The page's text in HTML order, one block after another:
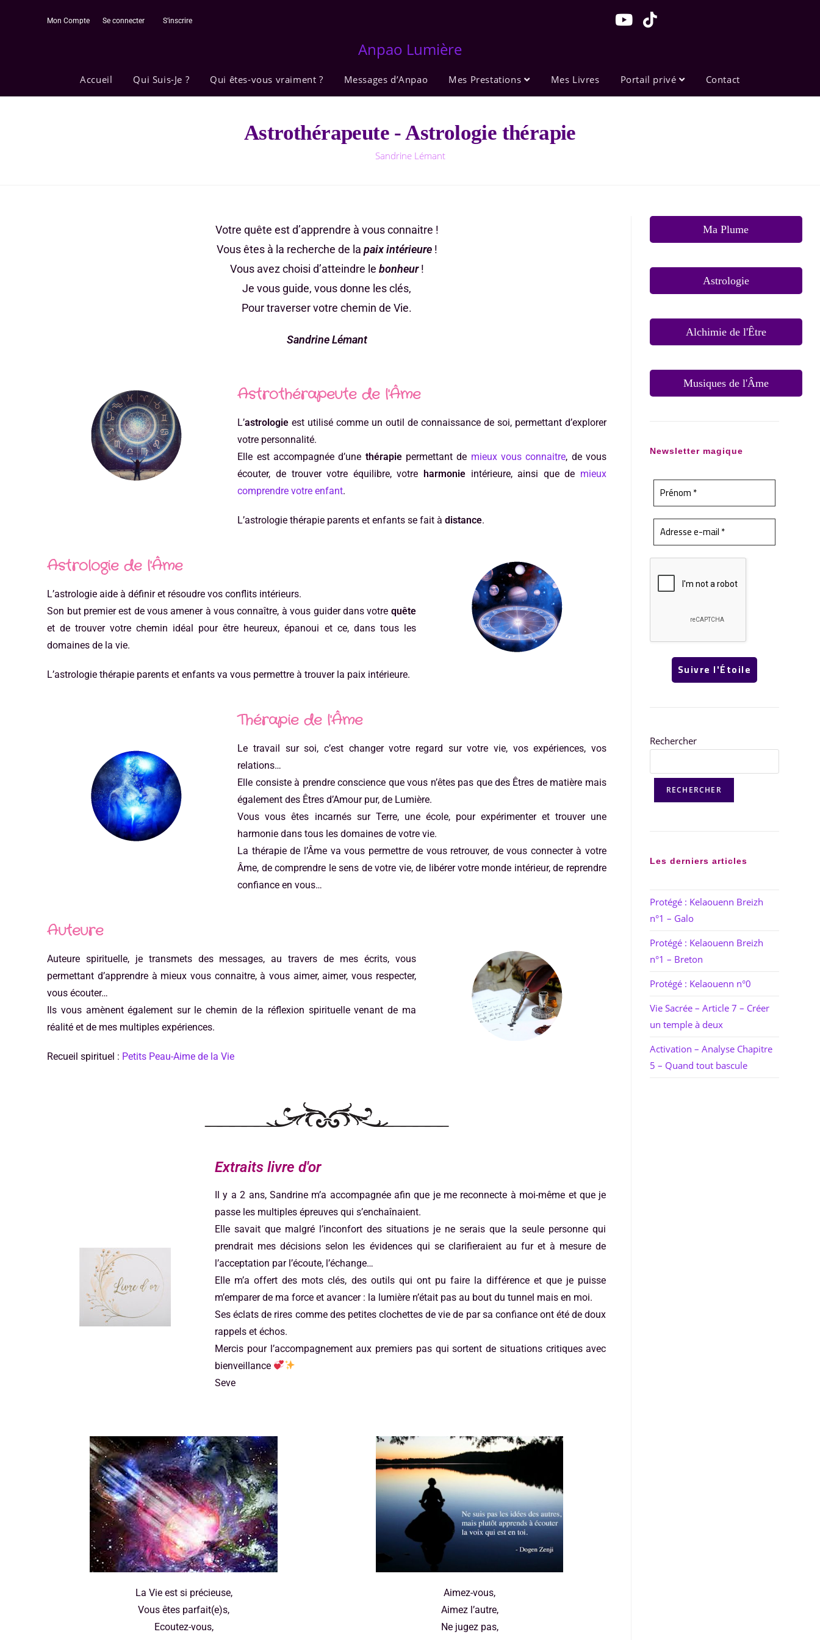
Mon Compte Se connecter S’inscrire
Anpao Lumière
Accueil Qui Suis-Je ? Qui êtes-vous vraiment ? Messages d’Anpao Mes Prestations Mes Livres Portail privé Contact
Astrothérapeute - Astrologie thérapie
Sandrine Lémant
Votre quête est d’apprendre à vous connaitre !
Vous êtes à la recherche de la paixintérieure!
Vous avez choisi d’atteindre le bonheur!
Je vous guide, vous donne les clés,
Pour traverser votre chemin de Vie.
Sandrine Lémant
Astrothérapeute de l'Âme
L’astrologie est utilisé comme un outil de connaissance de soi, permettant d’explorer
votre personnalité.
Elle est accompagnée d’une thérapiepermettant de mieux vous connaitre, de vous
écouter, de trouver votre équilibre, votre harmonieintérieure, ainsi que de mieux
comprendre votre enfant.
L’astrologie thérapie parents et enfants se fait àdistance.
Astrologie de l'Âme
L’astrologie aide à définir et résoudre vos conflits intérieurs.
Son but premier est de vous amener à vous connaître, à vous guider dans votre quête
et de trouver votre chemin idéal pour être heureux, épanoui et ce, dans tous les
domaines de la vie.
L’astrologie thérapie parents et enfants va vous permettre à trouver la paix intérieure.
Thérapie de l'Âme
Le travail sur soi, c’est changer votre regard sur votre vie, vos expériences, vos
relations…
Elle consiste à prendre conscience que vous n’êtes pas que des Êtres de matière mais
également des Êtres d’Amour pur, de Lumière.
Vous vous êtes incarnés sur Terre, une école, pour expérimenter et trouver une
harmonie dans tous les domaines de votre vie.
La thérapie de l’Âme va vous permettre de vous retrouver, de vous connecter à votre
Âme, de comprendre le sens de votre vie, de libérer votre monde intérieur, de reprendre
confiance en vous…
Auteure
Auteure spirituelle, je transmets des messages, au travers de mes écrits, vous
permettant d’apprendre à mieux vous connaitre, à vous aimer, aimer, vous respecter,
vous écouter…
Ils vous amènent également sur le chemin de la réflexion spirituelle venant de ma
réalité et de mes multiples expériences.
Recueil spirituel : Petits Peau-Aime de la Vie
Extraits livre d'or
Il y a 2 ans, Sandrine m’a accompagnée afin que je me reconnecte à moi-même et que je
passe les multiples épreuves qui s’enchaînaient.
Elle savait que malgré l’inconfort des situations je ne serais que la seule personne qui
prendrait mes décisions selon les évidences qui se clarifieraient au fur et à mesure de
l’acceptation par l’écoute, l’échange…
Elle m’a offert des mots clés, des outils qui ont pu faire la différence et que je puisse
m’emparer de ma force et avancer : la lumière n’était pas au bout du tunnel mais en moi.
Ses éclats de rires comme des petites clochettes de vie de par sa confiance ont été de doux
rappels et échos.
Mercis pour l’accompagnement aux premiers pas qui sortent de situations critiques avec
bienveillance
Seve
La Vie est si précieuse,
Vous êtes parfait(e)s,
Ecoutez-vous,
Aimez-vous,
Aimez l’autre,
Ne jugez pas,
Ma Plume
Astrologie
Alchimie de l'Être
Musiques de l'Âme
Newsletter magique
Rechercher
RECHERCHER
Les derniers articles
Protégé : Kelaouenn Breizh
n°1 – Galo
Protégé : Kelaouenn Breizh
n°1 – Breton
Protégé : Kelaouenn n°0
Vie Sacrée – Article 7 – Créer
un temple à deux
Activation – Analyse Chapitre
5 – Quand tout bascule